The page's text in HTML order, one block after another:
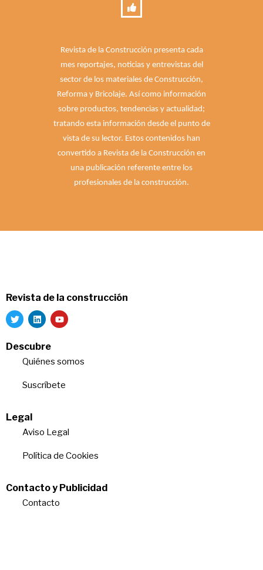
Revista de la Construcción presenta cada
mes reportajes, noticias y entrevistas del
sector de los materiales de Construcción,
Reforma y Bricolaje. Así como información
sobre productos, tendencias y actualidad;
tratando esta información desde el punto de
vista de su lector. Estos contenidos han
convertido a Revista de la Construcción en
una publicación referente entre los
profesionales de la construcción.
Revista de la construcción
Descubre
Quiénes somos
Suscríbete
Legal
Aviso Legal
Política de Cookies
Contacto y Publicidad
Contacto